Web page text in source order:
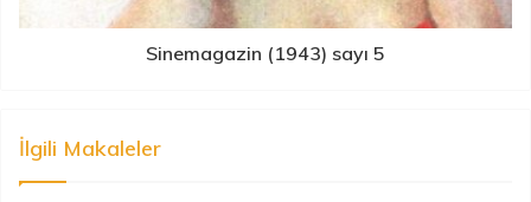
Sinemagazin (1943) sayı 5
İlgili Makaleler